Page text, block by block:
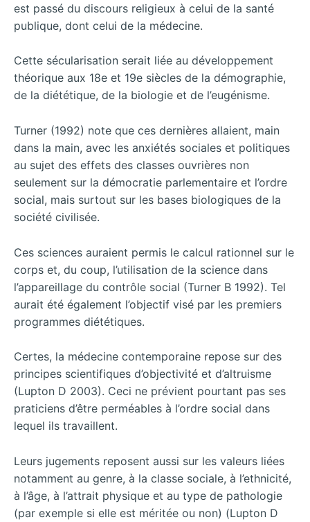
est passé du discours religieux à celui de la santé
publique, dont celui de la médecine.
Cette sécularisation serait liée au développement
théorique aux 18e et 19e siècles de la démographie,
de la diététique, de la biologie et de l’eugénisme.
Turner (1992) note que ces dernières allaient, main
dans la main, avec les anxiétés sociales et politiques
au sujet des effets des classes ouvrières non
seulement sur la démocratie parlementaire et l’ordre
social, mais surtout sur les bases biologiques de la
société civilisée.
Ces sciences auraient permis le calcul rationnel sur le
corps et, du coup, l’utilisation de la science dans
l’appareillage du contrôle social (Turner B 1992). Tel
aurait été également l’objectif visé par les premiers
programmes diététiques.
Certes, la médecine contemporaine repose sur des
principes scientifiques d’objectivité et d’altruisme
(Lupton D 2003). Ceci ne prévient pourtant pas ses
praticiens d’être perméables à l’ordre social dans
lequel ils travaillent.
Leurs jugements reposent aussi sur les valeurs liées
notamment au genre, à la classe sociale, à l’ethnicité,
à l’âge, à l’attrait physique et au type de pathologie
(par exemple si elle est méritée ou non) (Lupton D